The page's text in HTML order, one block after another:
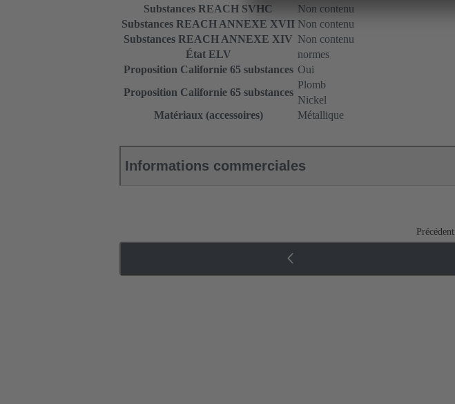
Substances REACH SVHC
Non contenu
Substances REACH ANNEXE XVII Non contenu
Substances REACH ANNEXE XIV Non contenu
État ELV
normes
Proposition Californie 65 substances Oui
Proposition Californie 65 substances
Plomb
Nickel
Matériaux (accessoires)
Métallique
Informations commerciales
Précédent